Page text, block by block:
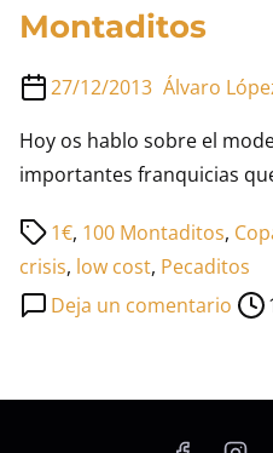
Montaditos
27/12/2013 Álvaro
Hoy os hablo sobre el
importantes franquicias
1€, 100 Montaditos,
crisis, low cost, Pecaditos
Deja un comentario en
100
Tiempo
de
lectura
entrada